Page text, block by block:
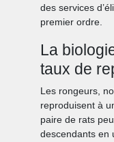
des services
premier ordre.
La
taux de
Les rongeurs,
reproduisent à
paire de rats
descendants en